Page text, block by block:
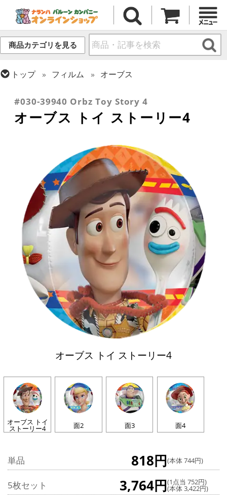
商品カテゴリを見る
トップ フィルム
オーブス
#030-39940 Orbz Toy Story 4
オーブス トイ ストーリー4
オーブス トイ ストーリー4
オーブス トイ
ストーリー4 面2 面3 面4
単品 818円(本体 744円)
5枚セット 3,764円(1点当 752円)
(本体 3,422円)